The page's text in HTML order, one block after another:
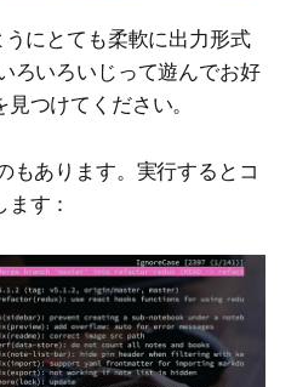
にとても柔軟に出力形式
ろいろいじって遊んでお好
つけてください。
もあります。実行するとコ
す：